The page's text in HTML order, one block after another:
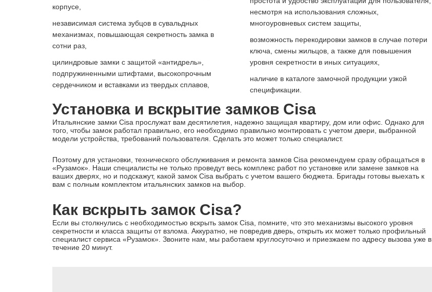
корпусе,
независимая система зубцов в сувальдных
механизмах, повышающая секретность замка в
сотни раз,
цилиндровые замки с защитой «антидрель»,
подпружиненными штифтами, высокопрочным
сердечником и вставками из твердых сплавов,
несмотря на использования сложных,
многоуровневых систем защиты,
возможность перекодировки замков в случае потери
ключа, смены жильцов, а также для повышения
уровня секретности в иных ситуациях,
наличие в каталоге замочной продукции узкой
спецификации.
Установка и вскрытие замков Cisa
Итальянские замки Cisa прослужат вам десятилетия, надежно защищая квартиру, дом или офис. Однако для
того, чтобы замок работал правильно, его необходимо правильно монтировать с учетом двери, выбранной
модели устройства, требований пользователя. Сделать это может только специалист.
Поэтому для установки, технического обслуживания и ремонта замков Cisa рекомендуем сразу обращаться в
«Рузамок». Наши специалисты не только проведут весь комплекс работ по установке или замене замков на
ваших дверях, но и подскажут, какой замок Cisa выбрать с учетом вашего бюджета. Бригады готовы выехать к
вам с полным комплектом итальянских замков на выбор.
Как вскрыть замок Cisa?
Если вы столкнулись с необходимостью вскрыть замок Cisa, помните, что это механизмы высокого уровня
секретности и класса защиты от взлома. Аккуратно, не повредив дверь, открыть их может только профильный
специалист сервиса «Рузамок». Звоните нам, мы работаем круглосуточно и приезжаем по адресу вызова уже в
течение 20 минут.